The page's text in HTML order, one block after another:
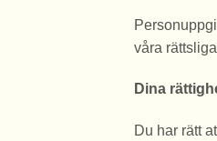
våra
Dina
Du har rätt